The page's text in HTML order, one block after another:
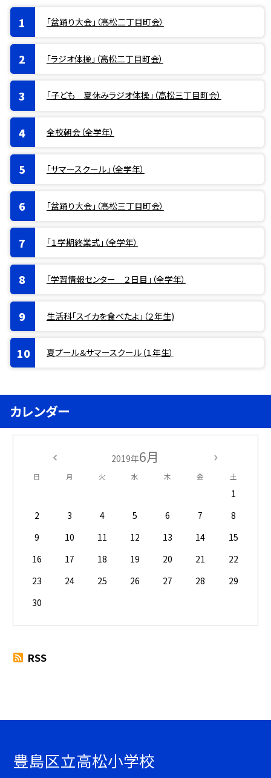
「盆踊り大会」（高松二丁目町会）
「ラジオ体操」（高松二丁目町会）
「子ども 夏休みラジオ体操」（高松三丁目町会）
全校朝会（全学年）
「サマースクール」（全学年）
「盆踊り大会」（高松三丁目町会）
「１学期終業式」（全学年）
「学習情報センター ２日目」（全学年）
生活科「スイカを食べたよ」（２年生)
夏プール＆サマースクール（１年生）
カレンダー
2019年6月
日 月 火 水 木 金 土
1
2
3 4 5 6 7
8
9
10 11 12 13 14
15
16
17 18 19 20 21
22
23
24 25 26 27 28
29
30
RSS
豊島区立高松小学校